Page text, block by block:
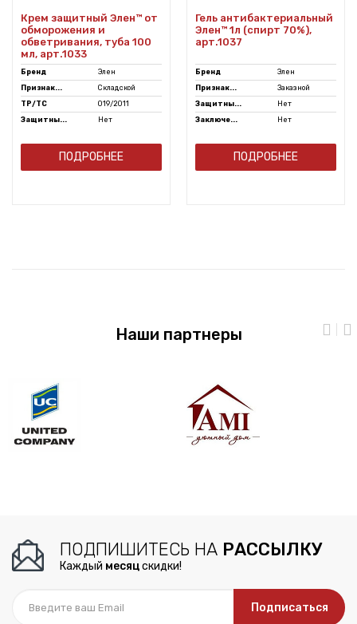
Крем защитный Элен™ от
обморожения и
обветривания, туба 100
мл, арт.1033
Бренд
Элен
Признак...
Складской
ТР/ТС
019/2011
Защитны...
Нет
ПОДРОБНЕЕ
Гель антибактериальный
Элен™ 1л (спирт 70%),
арт.1037
Бренд
Элен
Признак...
Заказной
Защитны...
Нет
Заключе...
Нет
ПОДРОБНЕЕ
Наши партнеры
ПОДПИШИТЕСЬ НА РАССЫЛКУ
Каждый месяцскидки!
Подписаться